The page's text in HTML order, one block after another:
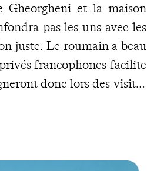
Gheorgheni et la maison
pas les uns avec les
juste. Le roumain a beau
francophones facilite
donc lors des visites
survenait, vous